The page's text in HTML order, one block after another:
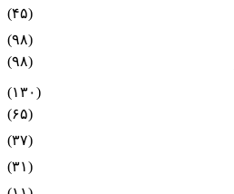
(۴۵)
(۹۸)
(۹۸)
(۱۳۰)
(۶۵)
(۳۷)
(۳۱)